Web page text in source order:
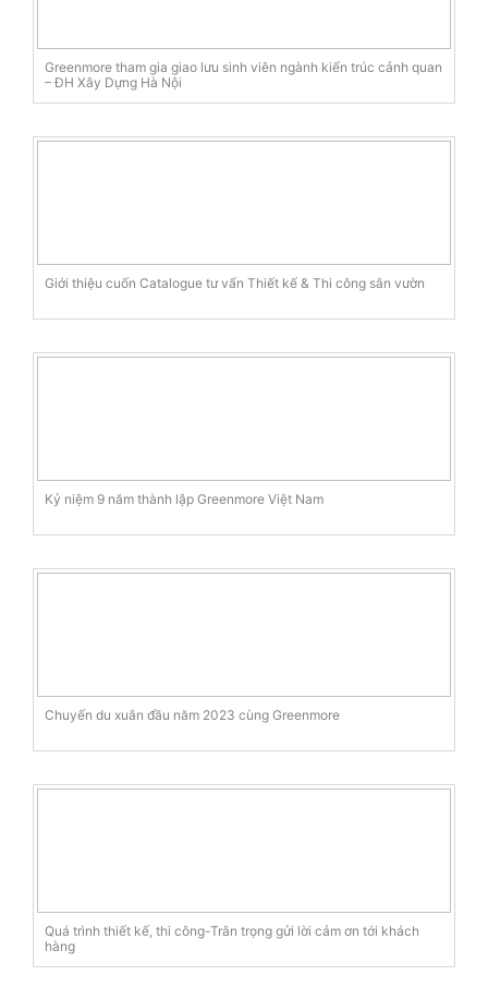
Greenmore tham gia giao lưu sinh viên ngành kiến trúc cảnh quan
– ĐH Xây Dựng Hà Nội
Giới thiệu cuốn Catalogue tư vấn Thiết kế & Thi công sân vườn
Kỷ niệm 9 năm thành lập Greenmore Việt Nam
Chuyến du xuân đầu năm 2023 cùng Greenmore
Quá trình thiết kế, thi công-Trân trọng gửi lời cảm ơn tới khách
hàng